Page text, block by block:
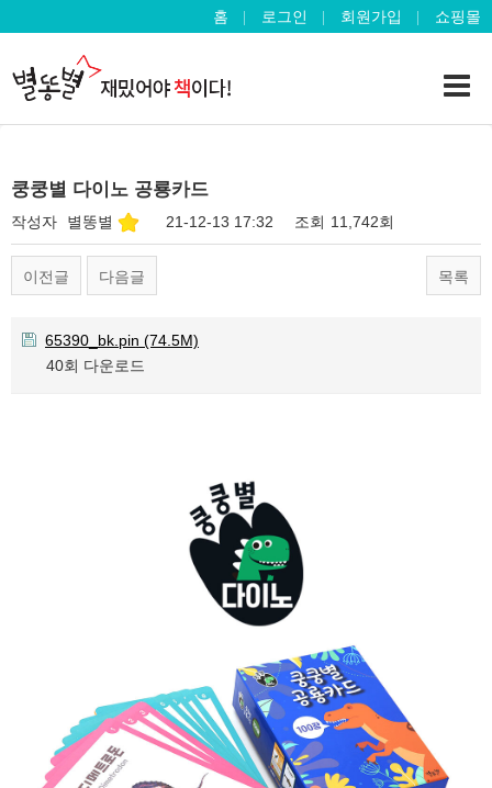
홈 로그인 회원가입 쇼핑몰
쿵쿵별 다이노 공룡카드
작성자 별똥별 21-12-13 17:32 조회 11,742회
이전글 다음글 목록
65390_bk.pin (74.5M)
40회 다운로드